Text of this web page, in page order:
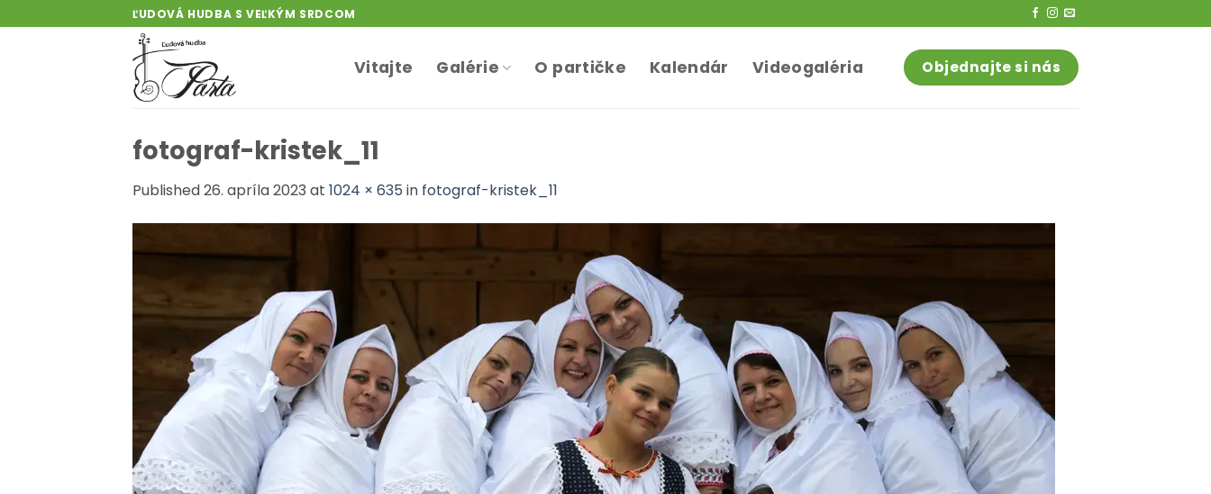
to
ĽUDOVÁ HUDBA S VEĽKÝM SRDCOM
Vitajte Galérie O partičke Kalendár Videogaléria Objednajte si nás
fotograf-kristek_11
Published26. apríla 2023 at 1024 × 635 in fotograf-kristek_11